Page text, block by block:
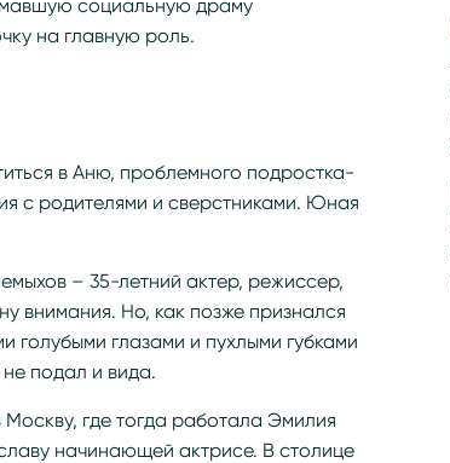
социальную драму
на главную роль.
в Аню, проблемного подростка-
с родителями и сверстниками. Юная
– 35-летний актер, режиссер,
внимания. Но, как позже признался
голубыми глазами и пухлыми губками
подал и вида.
где тогда работала Эмилия
начинающей актрисе. В столице